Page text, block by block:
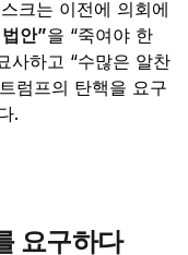
크는 이전에 의회에
안”을 “죽여야 한
사하고 “수많은 알찬
럼프의 탄핵을 요구
.
요구하다